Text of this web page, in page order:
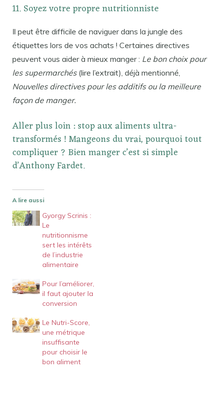
11. Soyez votre propre nutritionniste
Il peut être difficile de naviguer dans la jungle des
étiquettes lors de vos achats ! Certaines directives
peuvent vous aider à mieux manger : Le bon choix pour
les supermarchés(lire l’extrait), déjà mentionné,
Nouvelles directives pour les additifs ou la meilleure
façon de manger.
Aller plus loin : stop aux aliments ultra-
transformés ! Mangeons du vrai, pourquoi tout
compliquer ? Bien manger c’est si simple
d’Anthony Fardet.
A lire aussi
Gyorgy Scrinis :
Le
nutritionnisme
sert les intérêts
de l’industrie
alimentaire
Pour l’améliorer,
il faut ajouter la
conversion
Le Nutri-Score,
une métrique
insuffisante
pour choisir le
bon aliment